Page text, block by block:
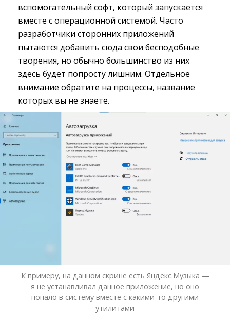
вспомогательный софт, который запускается
вместе с операционной системой. Часто
разработчики сторонних приложений
пытаются добавить сюда свои бесподобные
творения, но обычно большинство из них
здесь будет попросту лишним. Отдельное
внимание обратите на процессы, название
которых вы не знаете.
К примеру, на данном скрине есть Яндекс.Музыка —
я не устанавливал данное приложение, но оно
попало в систему вместе с какими-то другими
утилитами